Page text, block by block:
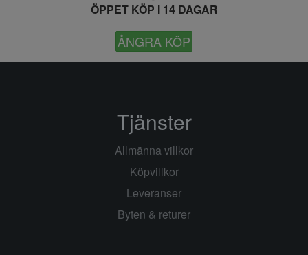
ÖPPET KÖP I 14 DAGAR
ÅNGRA KÖP
Tjänster
Allmänna villkor
Köpvillkor
Leveranser
Byten & returer